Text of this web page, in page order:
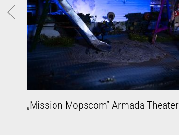
„Mission Mopscom“ Armada Theater